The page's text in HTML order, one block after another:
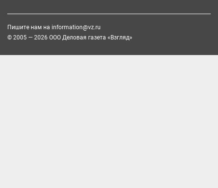
Пишите нам на information@vz.ru
© 2005 — 2026 ООО Деловая газета «Взгляд»